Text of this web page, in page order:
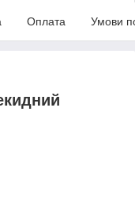
Оплата Умови